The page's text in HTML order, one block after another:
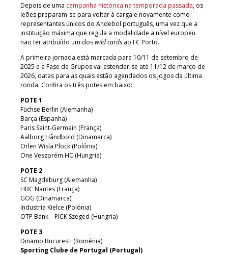
Depois de uma campanha histórica na temporada passada, os
leões preparam-se para voltar à carga e novamente como
representantes únicos do Andebol português, uma vez que a
instituição máxima que regula a modalidade a nível europeu
não ter atribuído um doswild cards ao FC Porto.
A primeira jornada está marcada para 10/11 de setembro de
2025 e a Fase de Grupos vai estender-se até 11/12 de março de
2026, datas para as quais estão agendados os jogos da última
ronda. Confira os três potes em baixo:
POTE 1
Füchse Berlin (Alemanha)
Barça (Espanha)
Paris Saint-Germain (França)
Aalborg Håndbold (Dinamarca)
Orlen Wisla Plock (Polónia)
One Veszprém HC (Hungria)
POTE 2
SC Magdeburg (Alemanha)
HBC Nantes (França)
GOG (Dinamarca)
Industria Kielce (Polónia)
OTP Bank – PICK Szeged (Hungria)
POTE 3
Dinamo Bucuresti (Roménia)
Sporting Clube de Portugal (Portugal)